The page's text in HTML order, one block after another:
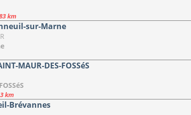
km
sur-Marne
MAUR-DES-FOSSéS
km
Brévannes